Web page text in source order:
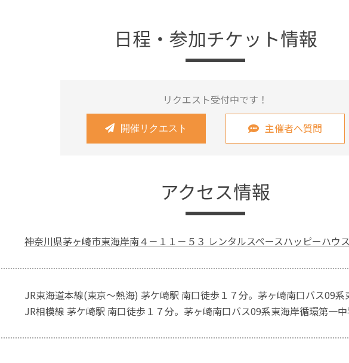
日程・参加チケット情報
リクエスト受付中です！
開催リクエスト 主催者へ質問
アクセス情報
神奈川県茅ヶ崎市東海岸南４－１１－５３ レンタルスペースハッピーハウ
JR東海道本線(東京～熱海) 茅ケ崎駅 南口徒歩１７分。茅ヶ崎南口バス09
JR相模線 茅ケ崎駅 南口徒歩１７分。茅ヶ崎南口バス09系東海岸循環第一